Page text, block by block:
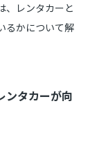
、レンタカーと
るかについて解
ンタカーが向